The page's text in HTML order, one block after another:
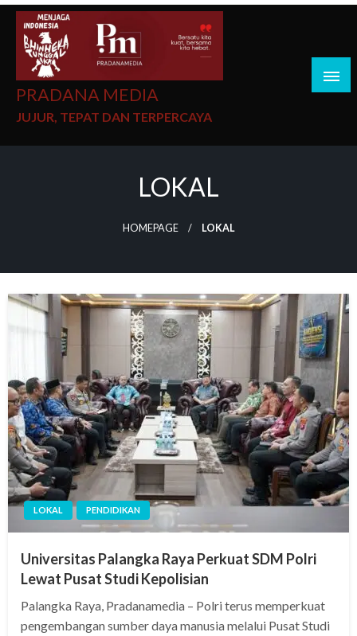
PRADANA MEDIA
JUJUR, TEPAT DAN TERPERCAYA
LOKAL
HOMEPAGE LOKAL
LOKAL PENDIDIKAN
Universitas Palangka Raya Perkuat SDM Polri
Lewat Pusat Studi Kepolisian
Palangka Raya, Pradanamedia – Polri terus memperkuat
pengembangan sumber daya manusia melalui Pusat Studi